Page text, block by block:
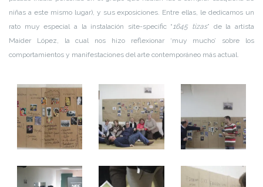
niñas a este mismo lugar), y sus exposiciones. Entre ellas, le dedicamos un
rato muy especial a la instalación site-specific “1645 tizas” de la artista
Maider López, la cual nos hizo reflexionar ‘muy mucho’ sobre los
comportamientos y manifestaciones del arte contemporáneo más actual.